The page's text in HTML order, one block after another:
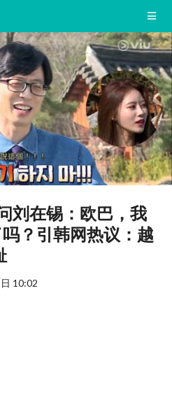
刘在锡：欧巴，我
？引韩网热议：越
10:02